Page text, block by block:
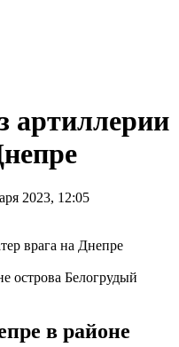
артиллерии
2023, 12:05
острова Белогрудый
в районе